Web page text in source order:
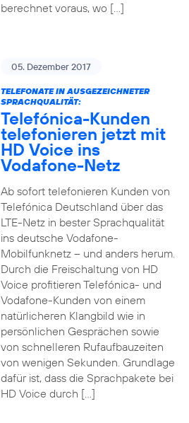
berechnet voraus, wo […]
05. Dezember 2017
TELEFONATE IN AUSGEZEICHNETER
SPRACHQUALITÄT:
Telefónica-Kunden
telefonieren jetzt mit
HD Voice ins
Vodafone-Netz
Ab sofort telefonieren Kunden von
Telefónica Deutschland über das
LTE-Netz in bester Sprachqualität
ins deutsche Vodafone-
Mobilfunknetz – und anders herum.
Durch die Freischaltung von HD
Voice profitieren Telefónica- und
Vodafone-Kunden von einem
natürlicheren Klangbild wie in
persönlichen Gesprächen sowie
von schnelleren Rufaufbauzeiten
von wenigen Sekunden. Grundlage
dafür ist, dass die Sprachpakete bei
HD Voice durch […]